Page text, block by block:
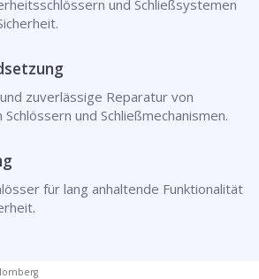
und Schließsystemen
zuverlässige Reparatur von
und Schließmechanismen.
für lang anhaltende Funktionalität